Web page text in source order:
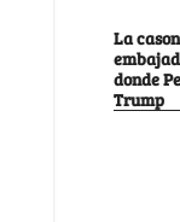
La
donde
Trump